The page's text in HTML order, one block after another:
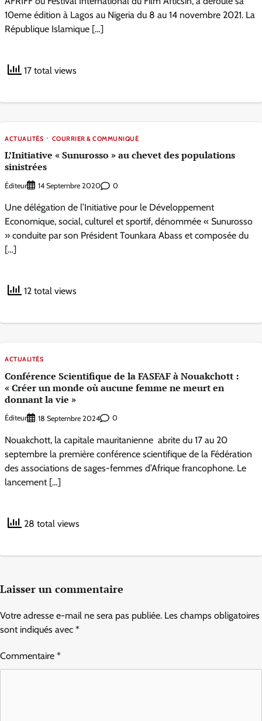
10eme édition à Lagos au Nigeria du 8 au 14 novembre 2021. La
République Islamique […]
17 total views
ACTUALITÉS COURRIER & COMMUNIQUÉ
L’Initiative « Sunurosso » au chevet des populations
sinistrées
Éditeur 14 Septembre 2020 0
Une délégation de l’Initiative pour le Développement
Economique, social, culturel et sportif, dénommée « Sunurosso
» conduite par son Président Tounkara Abass et composée du
[…]
12 total views
ACTUALITÉS
Conférence Scientifique de la FASFAF à Nouakchott :
« Créer un monde où aucune femme ne meurt en
donnant la vie »
Éditeur 18 Septembre 2024 0
Nouakchott, la capitale mauritanienne abrite du 17 au 20
septembre la première conférence scientifique de la Fédération
des associations de sages-femmes d’Afrique francophone. Le
lancement […]
28 total views
Laisser un commentaire
Votre adresse e-mail ne sera pas publiée. Les champs obligatoires
sont indiqués avec *
Commentaire *